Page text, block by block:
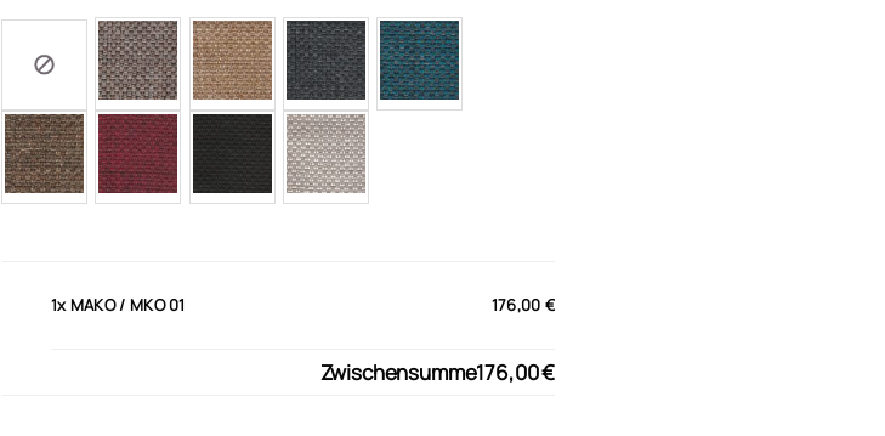
1xMAKO / MKO 01 176,00 €
Zwischensumme176,00 €